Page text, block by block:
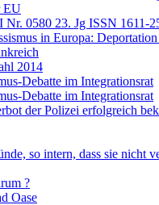
EU
Nr. 0580 23. Jg ISSN 1611-
in Europa:
2014
Debatte im Integrationsrat
Debatte im Integrationsrat
der Polizei erfolgreich
so intern, dass sie nicht
?
Oase